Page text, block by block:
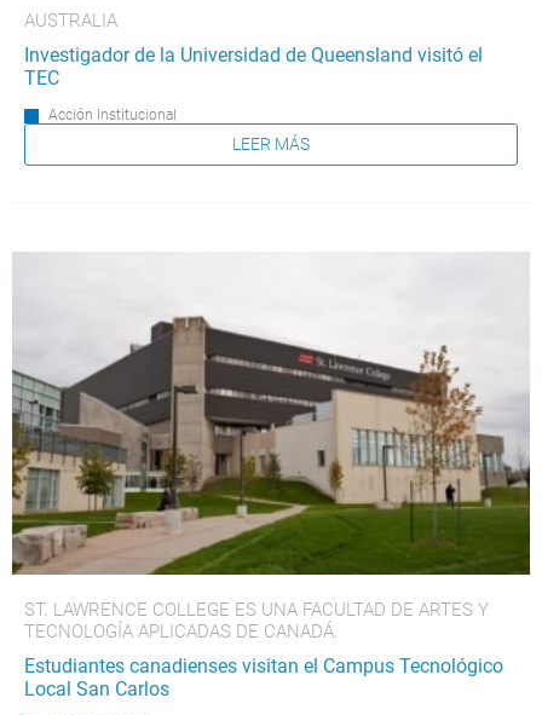
AUSTRALIA
Investigador de la Universidad de Queensland visitó el
TEC
Acción Institucional
LEER MÁS
ST. LAWRENCE COLLEGE ES UNA FACULTAD DE ARTES Y
TECNOLOGÍA APLICADAS DE CANADÁ.
Estudiantes canadienses visitan el Campus Tecnológico
Local San Carlos